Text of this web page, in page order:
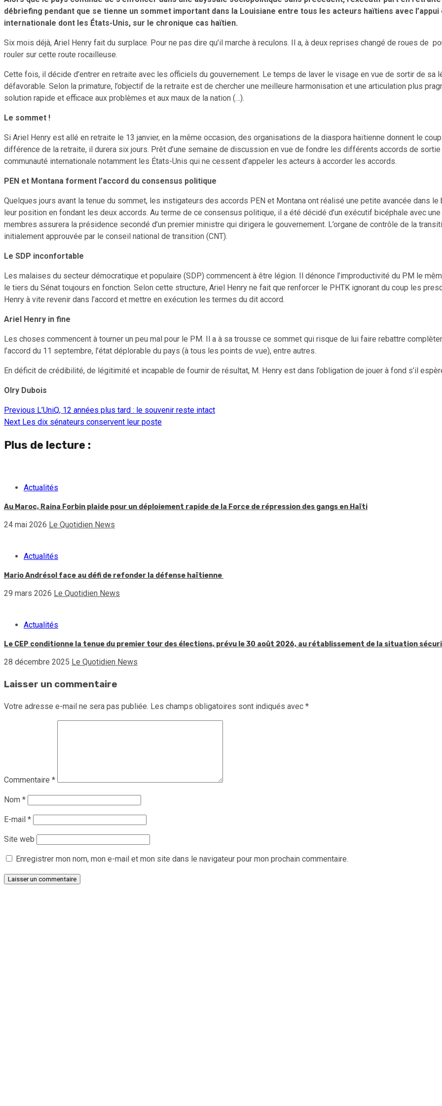
débriefing pendant que se tienne un sommet important dans la Louisiane entre tous les acteurs haïtiens avec
internationale dont les États-Unis, sur le chronique cas haïtien.
Six mois déjà, Ariel Henry fait du surplace. Pour ne pas dire qu’il marche à reculons. Il a, à deux reprises changé de roues de
rouler sur cette route rocailleuse.
Cette fois, il décide d’entrer en retraite avec les officiels du gouvernement. Le temps de laver le visage en vue de sortir de sa
défavorable. Selon la primature, l’objectif de la retraite est de chercher une meilleure harmonisation et une articulation plus
solution rapide et efficace aux problèmes et aux maux de la nation (…).
Le sommet !
Si Ariel Henry est allé en retraite le 13 janvier, en la même occasion, des organisations de la diaspora haïtienne donnent le
différence de la retraite, il durera six jours. Prêt d’une semaine de discussion en vue de fondre les différents accords de
communauté internationale notamment les États-Unis qui ne cessent d’appeler les acteurs à accorder les accords.
PEN et Montana forment l’accord du consensus politique
Quelques jours avant la tenue du sommet, les instigateurs des accords PEN et Montana ont réalisé une petite avancée dans
leur position en fondant les deux accords. Au terme de ce consensus politique, il a été décidé d’un exécutif bicéphale avec
membres assurera la présidence secondé d’un premier ministre qui dirigera le gouvernement. L’organe de contrôle de la
initialement approuvée par le conseil national de transition (CNT).
Le SDP inconfortable
Les malaises du secteur démocratique et populaire (SDP) commencent à être légion. Il dénonce l’improductivité du PM le
le tiers du Sénat toujours en fonction. Selon cette structure, Ariel Henry ne fait que renforcer le PHTK ignorant du coup les
Henry à vite revenir dans l’accord et mettre en exécution les termes du dit accord.
Ariel Henry in fine
Les choses commencent à tourner un peu mal pour le PM. Il a à sa trousse ce sommet qui risque de lui faire rebattre
l’accord du 11 septembre, l’état déplorable du pays (à tous les points de vue), entre autres.
En déficit de crédibilité, de légitimité et incapable de fournir de résultat, M. Henry est dans l’obligation de jouer à fond s’il
Olry Dubois
Continue
Previous L’UniQ, 12 années plus tard : le souvenir reste intact
Next Les dix sénateurs conservent leur poste
Plus de lecture :
Actualités
Au Maroc, Raina Forbin plaide pour un déploiement rapide de la Force de répression des gangs en Haïti
24 mai 2026 Le Quotidien News
Actualités
Mario Andrésol face au défi de refonder la défense haïtienne
29 mars 2026 Le Quotidien News
Actualités
Le CEP conditionne la tenue du premier tour des élections, prévu le 30 août 2026, au rétablissement de la situation
28 décembre 2025 Le Quotidien News
Laisser un commentaire
Votre adresse e-mail ne sera pas publiée. Les champs obligatoires sont indiqués avec *
Commentaire *
Nom *
E-mail *
Site web
Enregistrer mon nom, mon e-mail et mon site dans le navigateur pour mon prochain commentaire.